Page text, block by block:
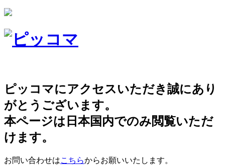
ピッコマにアクセスいただき誠にあり
がとうございます。
本ページは日本国内でのみ閲覧いただ
けます。
お問い合わせはこちらからお願いいたします。